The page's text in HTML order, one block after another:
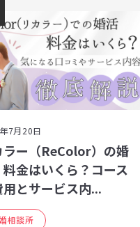
7月20日
ラー（ReColor）の婚
料金はいくら？コース
とサービス内...
相談所